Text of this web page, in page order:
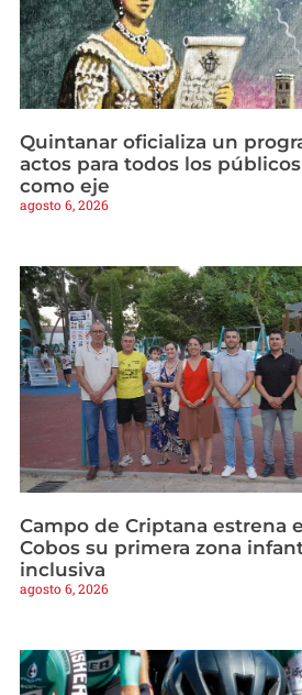
Quintanar oficializa un
actos para todos los
como eje
agosto 6, 2026
Campo de Criptana estrena
Cobos su primera zona
inclusiva
agosto 6, 2026